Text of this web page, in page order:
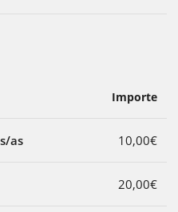
Importe
as 10,00€
20,00€